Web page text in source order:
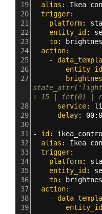
19
  alias
: Ikea
20
  trigger
:
21
platform:
22
entity_id :
23
to:
24
  action
:
25
-
26
entity_id
27
+ 15 | int(0) |
28
service:
29
- delay: 00:
30
31
- id :
32
  alias
: Ikea
33
  trigger
:
34
platform:
35
entity_id :
36
to:
37
  action
:
38
-
39
entity_id